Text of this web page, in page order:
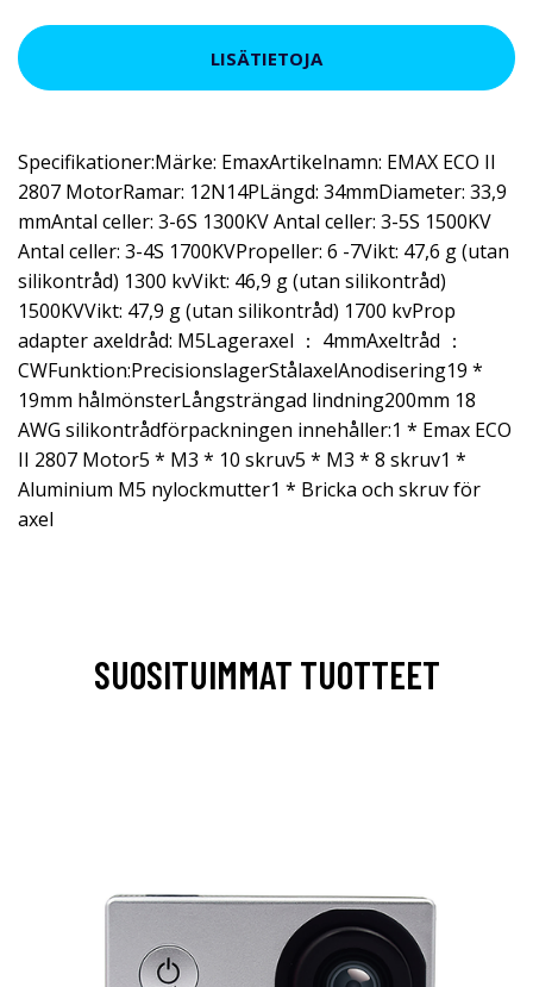
LISÄTIETOJA
Specifikationer:Märke: EmaxArtikelnamn: EMAX ECO II
2807 MotorRamar: 12N14PLängd: 34mmDiameter: 33,9
mmAntal celler: 3-6S 1300KV Antal celler: 3-5S 1500KV
Antal celler: 3-4S 1700KVPropeller: 6 -7Vikt: 47,6 g (utan
silikontråd) 1300 kvVikt: 46,9 g (utan silikontråd)
1500KVVikt: 47,9 g (utan silikontråd) 1700 kvProp
adapter axeldråd: M5Lageraxel ： 4mmAxeltråd ：
CWFunktion:PrecisionslagerStålaxelAnodisering19 *
19mm hålmönsterLångsträngad lindning200mm 18
AWG silikontrådförpackningen innehåller:1 * Emax ECO
II 2807 Motor5 * M3 * 10 skruv5 * M3 * 8 skruv1 *
Aluminium M5 nylockmutter1 * Bricka och skruv för
axel
SUOSITUIMMAT TUOTTEET